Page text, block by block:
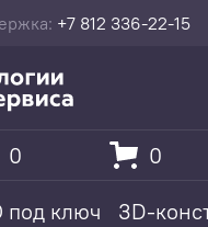
+7 812 336-22-15
под ключ 3D-
0 0